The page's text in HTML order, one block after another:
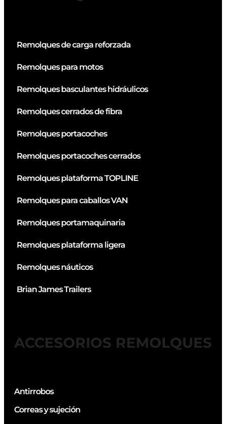
Remolques de carga reforzada
Remolques para motos
Remolques basculantes hidráulicos
Remolques cerrados de fibra
Remolques portacoches
Remolques portacoches cerrados
Remolques plataforma TOPLINE
Remolques para caballos VAN
Remolques portamaquinaria
Remolques plataforma ligera
Remolques náuticos
Brian James Trailers
ACCESORIOS REMOLQUES
Antirrobos
Correas y sujeción